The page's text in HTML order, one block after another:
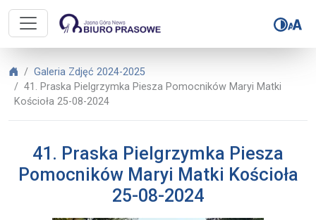
Biuro Prasowe Jasnej Góry – 41.
Biuro Prasowe Jasnej Góry
Galeria Zdjęć 2024-2025
41. Praska Pielgrzymka Piesza Pomocników Maryi Matki
Kościoła 25-08-2024
41. Praska Pielgrzymka Piesza
Pomocników Maryi Matki Kościoła
25-08-2024